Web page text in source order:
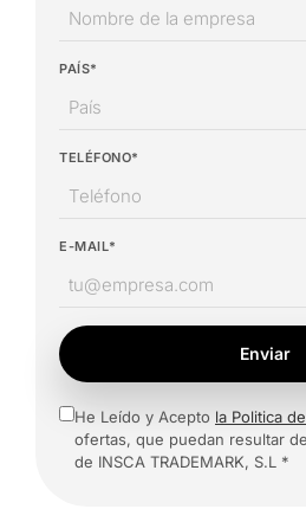
PAÍS*
TELÉFONO*
E-MAIL*
Enviar
He Leído y Acepto la Politica
ofertas, que puedan resultar
de INSCA TRADEMARK, S.L *